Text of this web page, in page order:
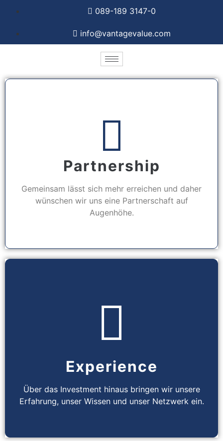
089-189 3147-0
info@vantagevalue.com
Partnership
Gemeinsam lässt sich mehr erreichen und daher
wünschen wir uns eine Partnerschaft auf
Augenhöhe.
Experience
Über das Investment hinaus bringen wir unsere
Erfahrung, unser Wissen und unser Netzwerk ein.